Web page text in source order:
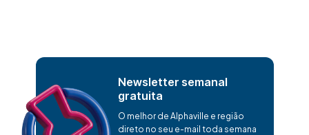
Newsletter semanal
gratuita
O melhor de Alphaville e região
direto no seu e-mail toda semana